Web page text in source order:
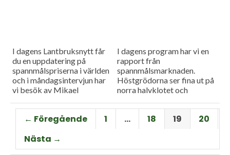
I dagens Lantbruksnytt får
du en uppdatering på
spannmålspriserna i världen
och i måndagsintervjun har
vi besök av Mikael
Lantmännen.
I dagens program har vi en
rapport från
spannmålsmarknaden.
Höstgrödorna ser fina ut på
norra halvklotet och
Gäst i vår måndagsintervju
är Torbjörn Lithell från HK
Scan som berättar om
slakteribranchens
← Föregående 1 … 18 19
20
Nästa →